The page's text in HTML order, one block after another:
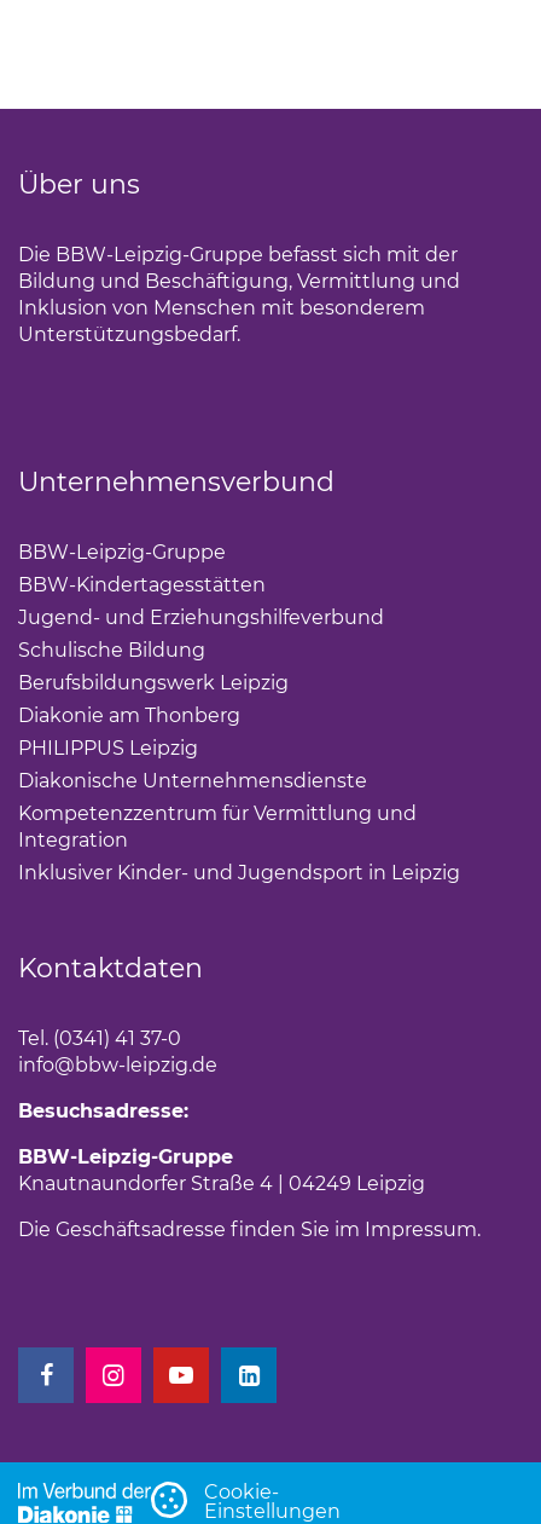
Über uns
Die BBW-Leipzig-Gruppe befasst sich mit der
Bildung und Beschäftigung, Vermittlung und
Inklusion von Menschen mit besonderem
Unterstützungsbedarf.
Unternehmensverbund
BBW-Leipzig-Gruppe
BBW-Kindertagesstätten
Jugend- und Erziehungshilfeverbund
Schulische Bildung
Berufsbildungswerk Leipzig
Diakonie am Thonberg
PHILIPPUS Leipzig
Diakonische Unternehmensdienste
Kompetenzzentrum für Vermittlung und
Integration
Inklusiver Kinder- und Jugendsport in Leipzig
Kontaktdaten
Tel. (0341) 41 37-0
info@bbw-leipzig.de
Besuchsadresse:
BBW-Leipzig-Gruppe
Knautnaundorfer Straße 4 | 04249 Leipzig
Die Geschäftsadresse finden Sie im Impressum.
(Link öffnet einen neuen Tab)
(Link öffnet einen neuen Tab)
(Link öffnet einen neuen Tab)
(Link öffnet einen neuen Tab)
Cookie-
Einstellungen